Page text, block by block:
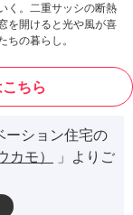
く。二重サッシの断熱
を開けると光や風が喜
の暮らし。
ちら
ーション住宅の
カモ）
」よりご